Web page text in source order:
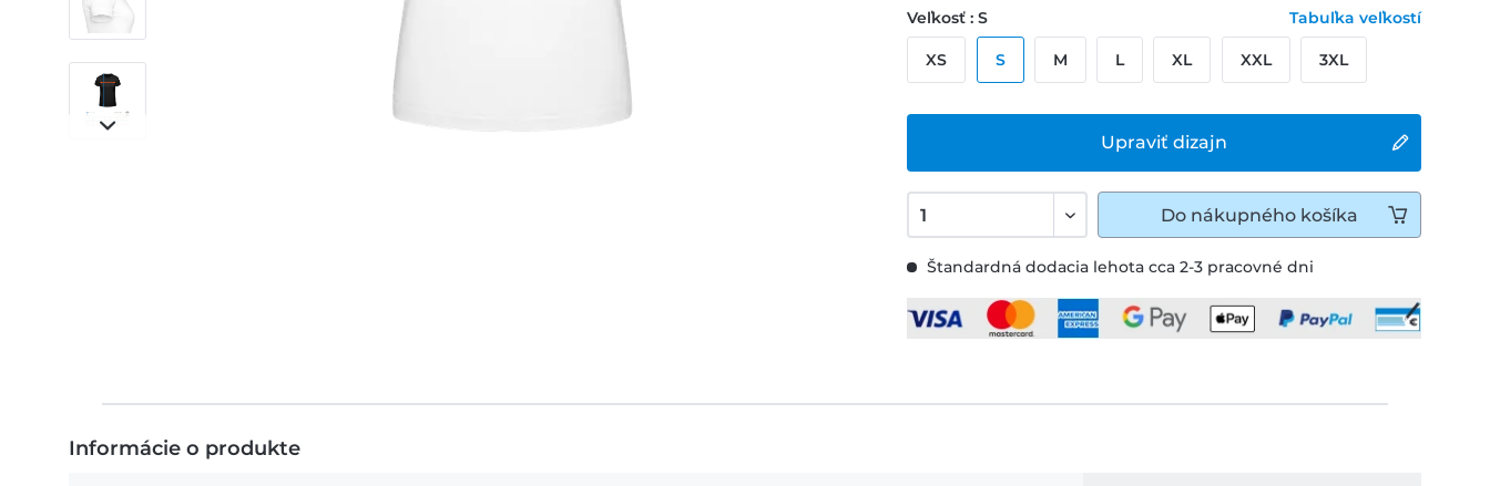
Štandardná dodacia lehota cca 2-3 pracovné dni
Upraviť dizajn
Veľkosť : S Tabuľka veľkostí
XS S M L XL XXL 3XL
Do nákupného košíka
Informácie o produkte